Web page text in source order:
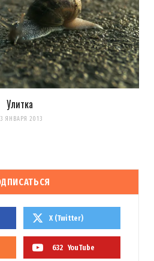
Улитка
ЯНВАРЯ 2013
X (Twitter)
632 YouTube